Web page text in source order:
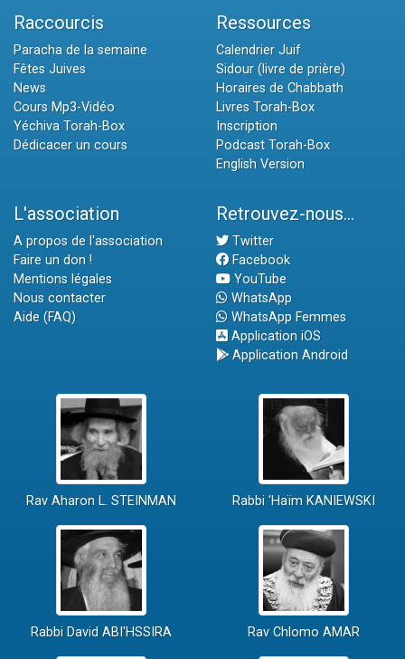
Raccourcis
Paracha de la semaine
Fêtes Juives
News
Cours Mp3-Vidéo
Yéchiva Torah-Box
Dédicacer un cours
Ressources
Calendrier Juif
Sidour (livre de prière)
Horaires de Chabbath
Livres Torah-Box
Inscription
Podcast Torah-Box
English Version
L'association
A propos de l'association
Faire un don !
Mentions légales
Nous contacter
Aide (FAQ)
Retrouvez-nous...
Twitter
Facebook
YouTube
WhatsApp
WhatsApp Femmes
Application iOS
Application Android
Rav Aharon L. STEINMAN Rabbi 'Haïm KANIEWSKI
Rabbi David ABI'HSSIRA Rav Chlomo AMAR